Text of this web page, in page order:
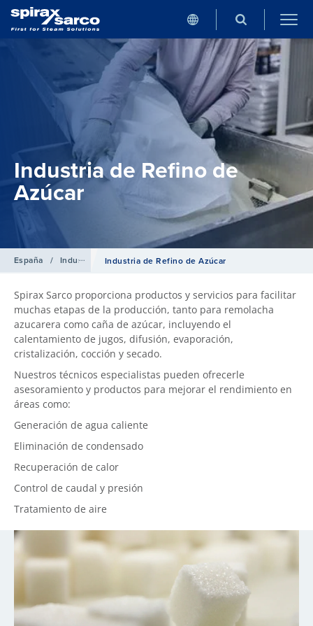
Industria de Refino de
Azúcar
España / Industrias Industria de Refino de Azúcar
Spirax Sarco proporciona productos y servicios para facilitar
muchas etapas de la producción, tanto para remolacha
azucarera como caña de azúcar, incluyendo el
calentamiento de jugos, difusión, evaporación,
cristalización, cocción y secado.
Nuestros técnicos especialistas pueden ofrecerle
asesoramiento y productos para mejorar el rendimiento en
áreas como:
Generación de agua caliente
Eliminación de condensado
Recuperación de calor
Control de caudal y presión
Tratamiento de aire